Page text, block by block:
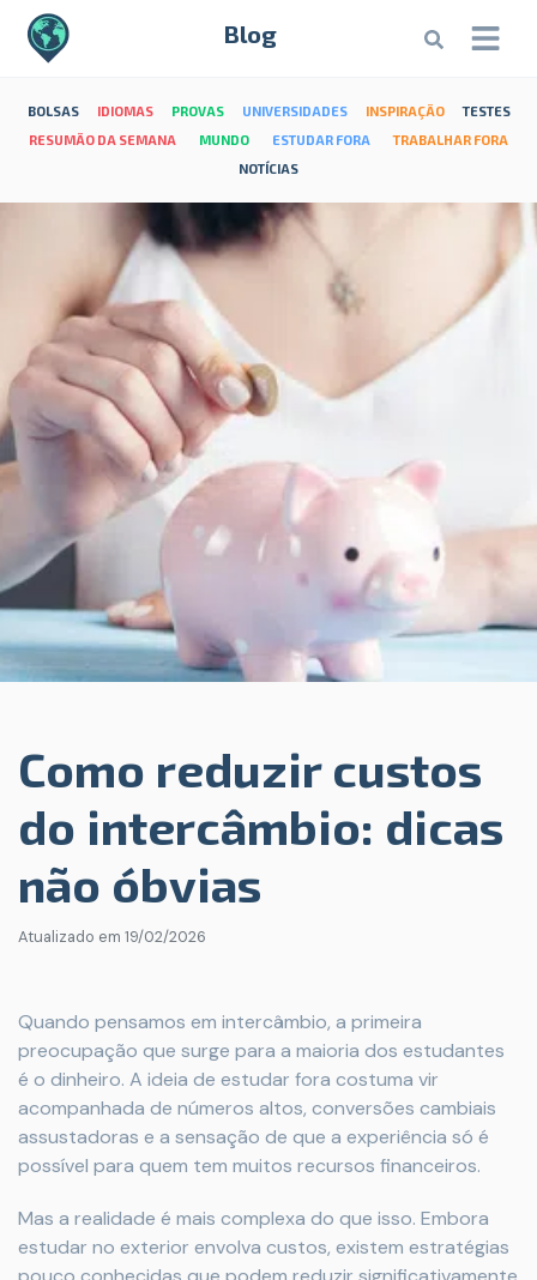
Blog
BOLSAS IDIOMAS PROVAS UNIVERSIDADES INSPIRAÇÃO
TESTES
RESUMÃO DA SEMANA
MUNDO ESTUDAR FORA
TRABALHAR FORA
NOTÍCIAS
Como reduzir custos
do intercâmbio: dicas
não óbvias
Atualizado em 19/02/2026
Quando pensamos em intercâmbio, a primeira
preocupação que surge para a maioria dos estudantes
é o dinheiro. A ideia de estudar fora costuma vir
acompanhada de números altos, conversões cambiais
assustadoras e a sensação de que a experiência só é
possível para quem tem muitos recursos financeiros.
Mas a realidade é mais complexa do que isso. Embora
estudar no exterior envolva custos, existem estratégias